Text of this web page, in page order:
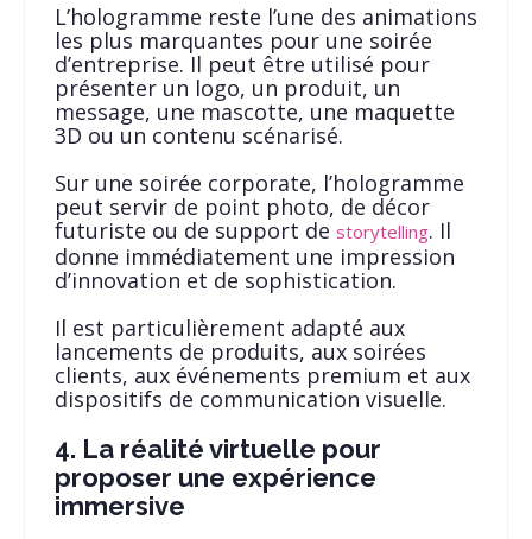
L’hologramme reste l’une des animations
les plus marquantes pour une soirée
d’entreprise. Il peut être utilisé pour
présenter un logo, un produit, un
message, une mascotte, une maquette
3D ou un contenu scénarisé.
Sur une soirée corporate, l’hologramme
peut servir de point photo, de décor
futuriste ou de support de storytelling. Il
donne immédiatement une impression
d’innovation et de sophistication.
Il est particulièrement adapté aux
lancements de produits, aux soirées
clients, aux événements premium et aux
dispositifs de communication visuelle.
4. La réalité virtuelle pour
proposer une expérience
immersive